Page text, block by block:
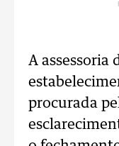
A assessoria
procurada